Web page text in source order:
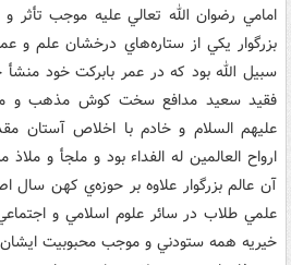
امامي رضوان الله تعالي عليه موجب
بزرگوار يکي از ستاره‌هاي درخشان علم و
سبيل الله بود که در عمر بابرکت خود منشأ
فقيد سعيد مدافع سخت کوش مذهب و
عليهم السلام و خادم با اخلاص آستان
ارواح العالمين له الفداء بود و ملجأ و
آن عالم بزرگوار علاوه بر حوزه‌ي کهن سال
علمي طلاب در سائر علوم اسلامي و
خيريه همه ستودني و موجب محبوبيت ايشان